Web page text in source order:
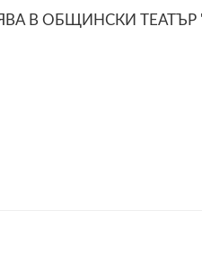
В ОБЩИНСКИ ТЕАТЪР